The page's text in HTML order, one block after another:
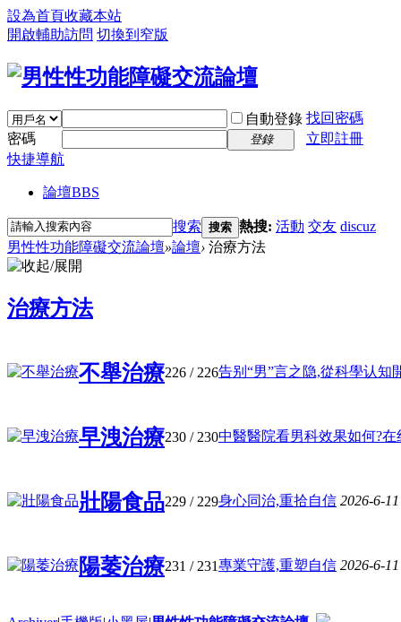
設為首頁收藏本站
開啟輔助訪問 切換到窄版
自動登錄 找回密碼
密碼
登錄
立即註冊
快捷導航
論壇BBS
搜索 搜索 熱搜: 活動 交友 discuz
男性性功能障礙交流論壇»論壇› 治療方法
治療方法
不舉治療226 / 226告别“男”言之隐,從科學认知
早洩治療230 / 230中醫醫院看男科效果如何?在
壯陽食品229 / 229身心同治,重拾自信 2026-6-
陽萎治療231 / 231專業守護,重塑自信 2026-6-